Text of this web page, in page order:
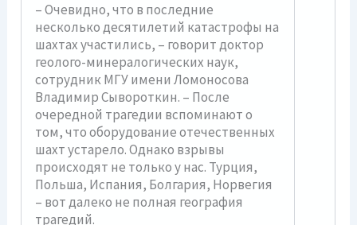
– Очевидно, что в последние
несколько десятилетий катастрофы на
шахтах участились, – говорит доктор
геолого-минералогических наук,
сотрудник МГУ имени Ломоносова
Владимир Сывороткин. – После
очередной трагедии вспоминают о
том, что оборудование отечественных
шахт устарело. Однако взрывы
происходят не только у нас. Турция,
Польша, Испания, Болгария, Норвегия
– вот далеко не полная география
трагедий.